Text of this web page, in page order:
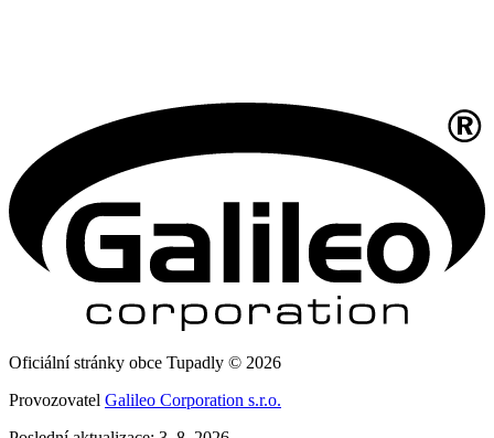
Oficiální stránky obce Tupadly © 2026
Provozovatel Galileo Corporation s.r.o.